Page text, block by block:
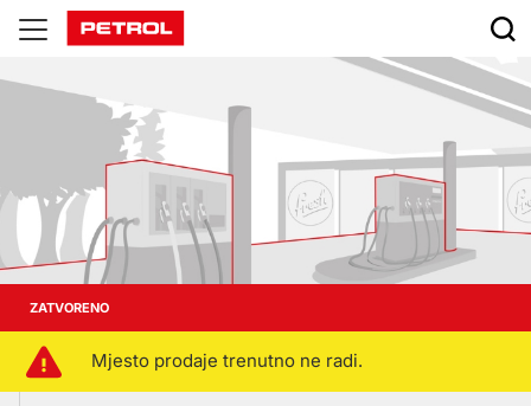
Prodajna
mjesta
ZATVORENO
Mjesto prodaje trenutno ne radi.